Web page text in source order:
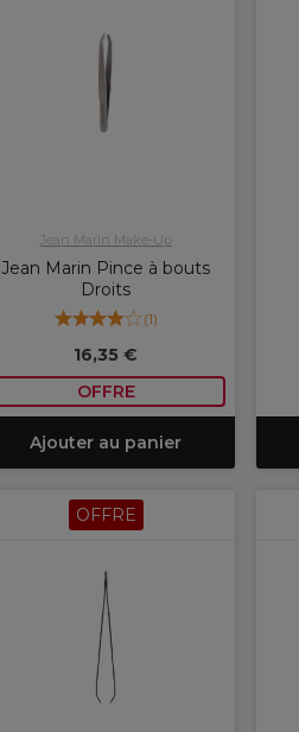
Jean Marin Make-Up
Jean Marin Pince à bouts
Droits
(1)
16,35 €
OFFRE
Ajouter au panier
OFFRE